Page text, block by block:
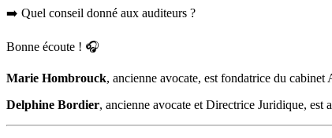
➡️ Quel conseil donné aux auditeurs ?
Bonne écoute ! 🎧
Marie Hombrouck, ancienne avocate, est fondatrice du
Delphine Bordier, ancienne avocate et Directrice Juridique,